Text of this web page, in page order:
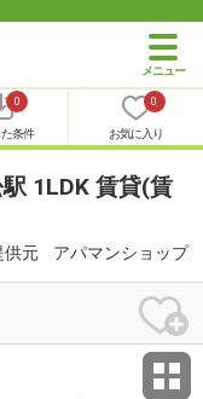
0
条件
0
お気に入り
1LDK 賃貸(賃
供元 アパマンショップ